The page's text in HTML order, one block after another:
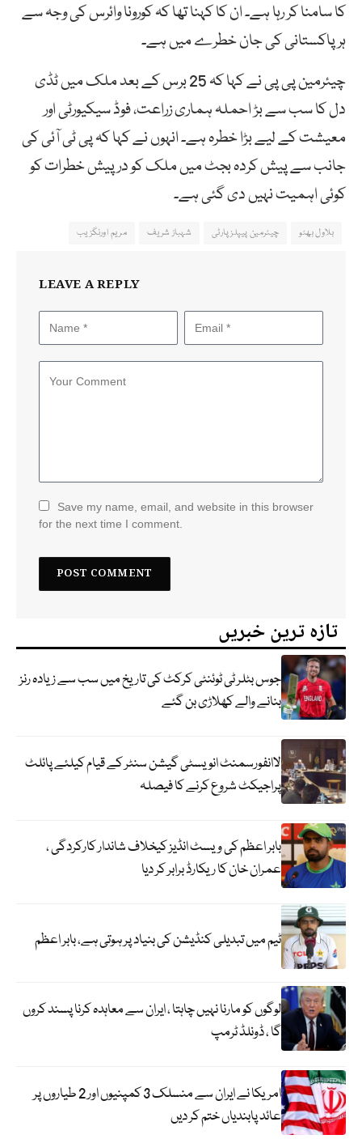
کا سامنا کر رہا ہے۔ ان کا کہنا تھا کہ کورونا وائرس کی وجہ سے
ہر پاکستانی کی جان خطرے میں ہے۔
چیئرمین پی پی نے کہا کہ 25 برس کے بعد ملک میں ٹڈی
دل کا سب سے بڑ احملہ ہماری زراعت، فوڈ سیکیورٹی اور
معیشت کے لیے بڑا خطرہ ہے۔ انہوں نے کہا کہ پی ٹی آئی کی
جانب سے پیش کردہ بجٹ میں ملک کو درپیش خطرات کو
کوئی اہمیت نہیں دی گئی ہے۔
بلاول بھٹو چیئرمین پیپلز پارٹی شہباز شریف مریم اورنگزیب
LEAVE A REPLY
Save my name, email, and website in this browser
for the next time I comment.
تازہ ترین خبریں
جوس بٹلر ٹی ٹوئنٹی کرکٹ کی تاریخ میں سب سے زیادہ رنز
بنانے والے کھلاڑی بن گئے
لاانفورسمنٹ انویسٹی گیشن سنٹر کے قیام کیلئے پائلٹ
پراجیکٹ شروع کرنے کا فیصلہ
بابر اعظم کی ویسٹ انڈیز کیخلاف شاندار کارکردگی ،
عمران خان کا ریکارڈ برابر کر دیا
ٹیم میں تبدیلی کنڈیشن کی بنیاد پر ہوتی ہے، بابر اعظم
لوگوں کو مارنا نہیں چاہتا ، ایران سے معاہدہ کرنا پسند کروں
گا ، ڈونلڈ ٹرمپ
امریکا نے ایران سے منسلک 3 کمپنیوں اور 2 طیاروں پر
عائد پابندیاں ختم کر دیں